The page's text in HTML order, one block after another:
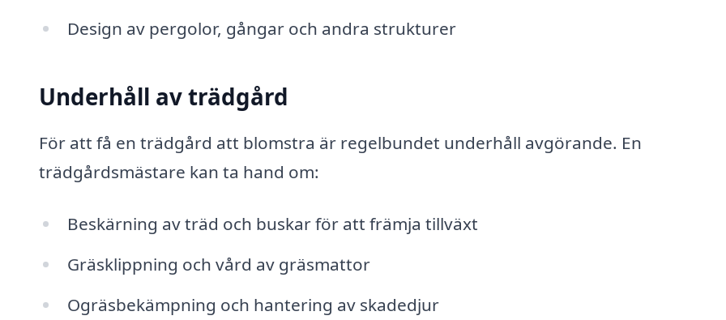
Design av pergolor, gångar och andra strukturer
Underhåll av trädgård
För att få en trädgård att blomstra är regelbundet underhåll avgörande. En
trädgårdsmästare kan ta hand om:
Beskärning av träd och buskar för att främja tillväxt
Gräsklippning och vård av gräsmattor
Ogräsbekämpning och hantering av skadedjur